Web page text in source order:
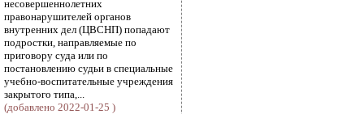
несовершеннолетних
правонарушителей органов
внутренних дел (ЦВСНП) попадают
подростки, направляемые по
приговору суда или по
постановлению судьи в специальные
учебно-воспитательные учреждения
закрытого типа,...
(добавлено 2022-01-25 )